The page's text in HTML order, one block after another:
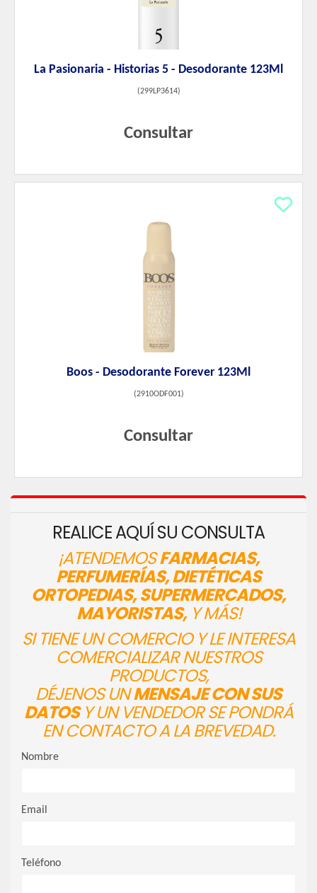
La Pasionaria - Historias 5 - Desodorante 123Ml
(299LP3614)
Consultar
Boos - Desodorante Forever 123Ml
(2910ODF001)
Consultar
REALICE AQUÍ SU CONSULTA
¡ATENDEMOSFARMACIAS,
PERFUMERÍAS, DIETÉTICAS
ORTOPEDIAS, SUPERMERCADOS,
MAYORISTAS,Y MÁS!
SI TIENE UN COMERCIO Y LE INTERESA
COMERCIALIZAR NUESTROS
PRODUCTOS,
DÉJENOS UNMENSAJE CON SUS
DATOSY UN VENDEDOR SE PONDRÁ
EN CONTACTO A LA BREVEDAD.
Nombre
Email
Teléfono